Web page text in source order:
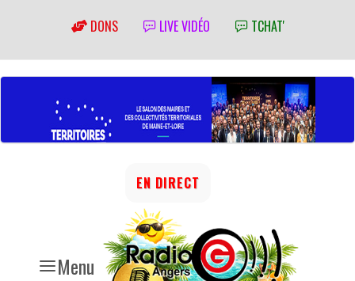
DONS LIVE VIDÉO TCHAT'
Menu
EN DIRECT